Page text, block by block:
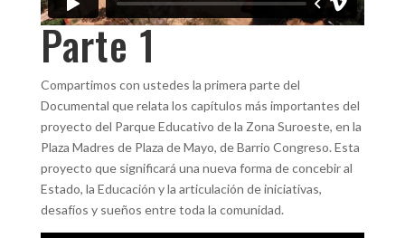
Parte 1
Compartimos con ustedes la primera parte del
Documental que relata los capítulos más importantes del
proyecto del Parque Educativo de la Zona Suroeste, en la
Plaza Madres de Plaza de Mayo, de Barrio Congreso. Esta
proyecto que significará una nueva forma de concebir al
Estado, la Educación y la articulación de iniciativas,
desafíos y sueños entre toda la comunidad.